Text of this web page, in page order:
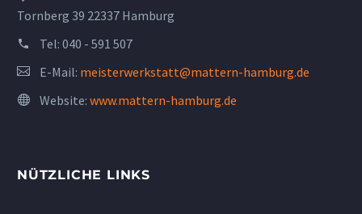
Tornberg 39 22337 Hamburg
Tel: 040 - 591 507
E-Mail: meisterwerkstatt@mattern-hamburg.de
Website: www.mattern-hamburg.de
NÜTZLICHE LINKS